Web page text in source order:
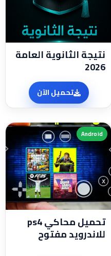
نتيجة الثانوية العامة
2026
تحميل الآن
Android
تحميل محاكي ps4
للاندرويد مفتوح